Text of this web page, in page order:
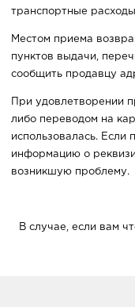
транспортные
Местом приема
пунктов выдачи,
сообщить продавцу
При удовлетворении
либо переводом на
использовалась. Если
информацию о
возникшую проблему.
В случае, если вам